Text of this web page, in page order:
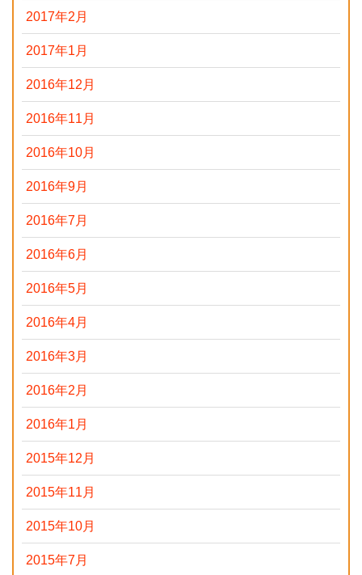
2017年2月
2017年1月
2016年12月
2016年11月
2016年10月
2016年9月
2016年7月
2016年6月
2016年5月
2016年4月
2016年3月
2016年2月
2016年1月
2015年12月
2015年11月
2015年10月
2015年7月